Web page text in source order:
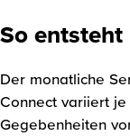
So entsteht
Der monatliche
Connect variiert
Gegebenheiten